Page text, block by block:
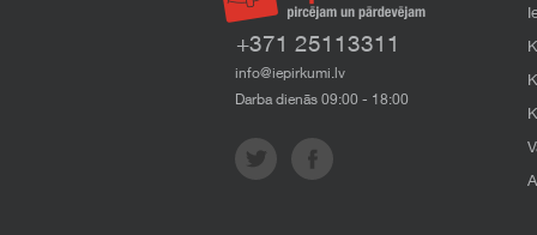
+371 25113311
info@iepirkumi.lv
Darba dienās 09:00 - 18:00